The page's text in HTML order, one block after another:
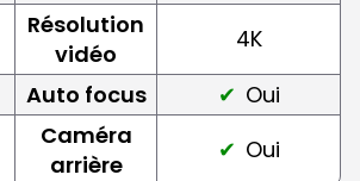
Résolution
vidéo
4K
Auto focus
Oui
Caméra
arrière
Oui